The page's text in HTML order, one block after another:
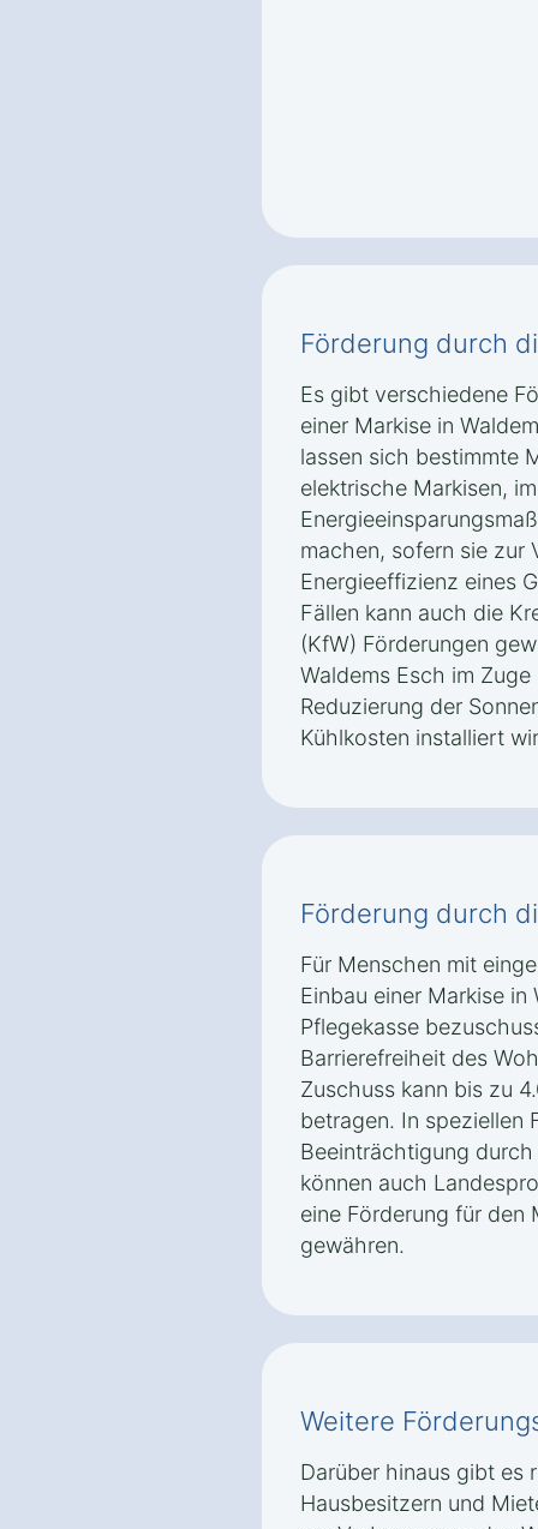
Förderung durch
Es gibt verschiedene
einer Markise in
lassen sich bestimmte
elektrische Markisen,
machen, sofern sie zur
Energieeffizienz eines
Fällen kann auch die
(KfW) Förderungen
Waldems Esch im
Reduzierung der
Kühlkosten installiert
Förderung durch
Für Menschen mit
Einbau einer Markise
Pflegekasse
Barrierefreiheit des
Zuschuss kann bis zu
betragen. In speziellen
Beeinträchtigung
können auch
eine Förderung für den
gewähren.
Weitere
Darüber hinaus gibt es
Hausbesitzern und